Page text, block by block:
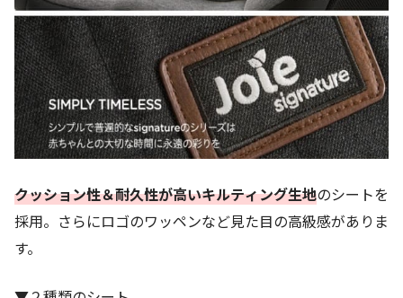
クッション性＆耐久性が高いキルティング生地のシートを
採用。さらにロゴのワッペンなど見た目の高級感がありま
す。